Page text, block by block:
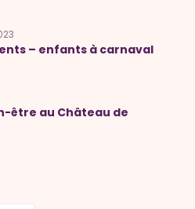
– enfants à carnaval
être au Château de